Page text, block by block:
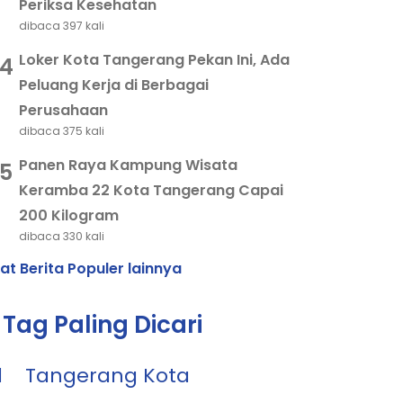
Periksa Kesehatan
dibaca 397 kali
Loker Kota Tangerang Pekan Ini, Ada
Peluang Kerja di Berbagai
Perusahaan
dibaca 375 kali
Panen Raya Kampung Wisata
Keramba 22 Kota Tangerang Capai
200 Kilogram
dibaca 330 kali
Berita Populer lainnya
Tag Paling Dicari
Tangerang Kota